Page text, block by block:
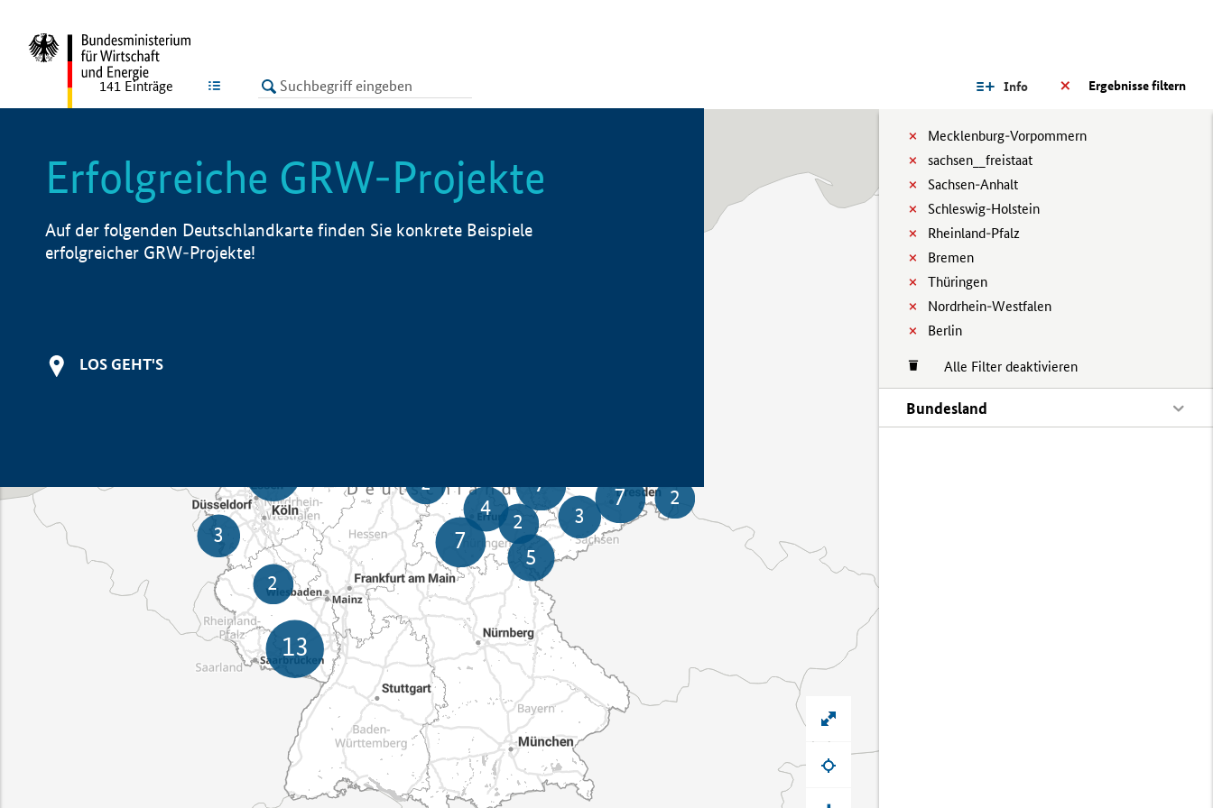
LISTE Ergebnisse filtern
Info
Mecklenburg-Vorpommern
sachsen__freistaat
Sachsen-Anhalt
Schleswig-Holstein
Rheinland-Pfalz
Bremen
Thüringen
Nordrhein-Westfalen
Berlin
Alle Filter deaktivieren
Bundesland
141 Einträge
Erfolgreiche GRW-Projekte
Auf der folgenden Deutschlandkarte finden Sie konkrete Beispiele
erfolgreicher GRW-Projekte!
LOS GEHT'S